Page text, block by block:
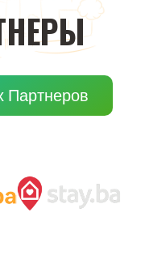
Партнеров